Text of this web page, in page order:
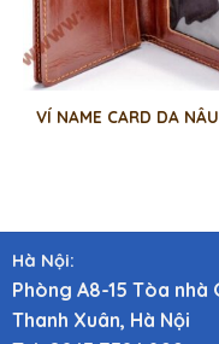
VÍ NAME CARD DA
Hà Nội:
Phòng A8-15 Tòa nhà
Thanh Xuân, Hà Nội